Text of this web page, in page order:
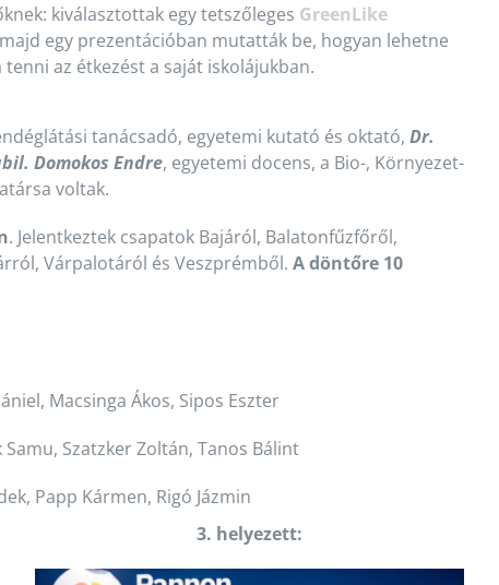
kiválasztottak egy tetszőleges GreenLike
egy prezentációban mutatták be, hogyan lehetne
az étkezést a saját iskolájukban.
tanácsadó, egyetemi kutató és oktató, Dr.
Domokos Endre, egyetemi docens, a Bio-, Környezet-
voltak.
. Jelentkeztek csapatok Bajáról, Balatonfűzfőről,
Várpalotáról és Veszprémből. A döntőre 10
Macsinga Ákos, Sipos Eszter
Szatzker Zoltán, Tanos Bálint
Papp Kármen, Rigó Jázmin
3. helyezett: